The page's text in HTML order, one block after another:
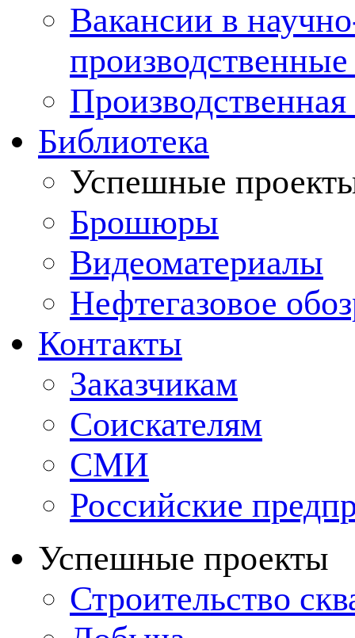
Вакансии в
Производственная
Библиотека
Успешные
Брошюры
Видеоматериалы
Нефтегазовое
Контакты
Заказчикам
Соискателям
СМИ
Российские
Успешные проекты
Строительство